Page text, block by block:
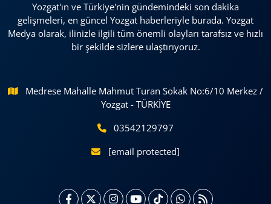
Yozgat'ın ve Türkiye'nin gündemindeki son dakika
gelişmeleri, en güncel Yozgat haberleriyle burada. Yozgat
Medya olarak, ilinizle ilgili tüm önemli olayları tarafsız ve hızlı
bir şekilde sizlere ulaştırıyoruz.
Medrese Mahalle Mahmut Turan Sokak No:6/10 Merkez /
Yozgat - TÜRKİYE
03542129797
[email protected]